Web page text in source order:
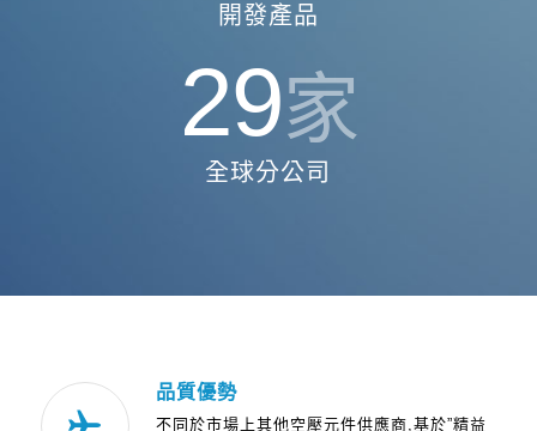
開發產品
29家
全球分公司
品質優勢
不同於市場上其他空壓元件供應商,基於”精益